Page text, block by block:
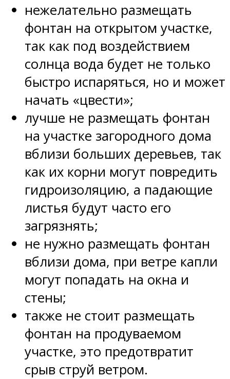
нежелательно размещать
фонтан на открытом участке,
так как под воздействием
солнца вода будет не только
быстро испаряться, но и может
начать «цвести»;
лучше не размещать фонтан
на участке загородного дома
вблизи больших деревьев, так
как их корни могут повредить
гидроизоляцию, а падающие
листья будут часто его
загрязнять;
не нужно размещать фонтан
вблизи дома, при ветре капли
могут попадать на окна и
стены;
также не стоит размещать
фонтан на продуваемом
участке, это предотвратит
срыв струй ветром.